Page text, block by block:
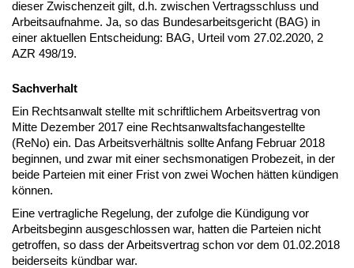
dieser Zwischenzeit gilt, d.h. zwischen Vertragsschluss und
Arbeitsaufnahme. Ja, so das Bundesarbeitsgericht (BAG) in
einer aktuellen Entscheidung: BAG, Urteil vom 27.02.2020, 2
AZR 498/19.
Sachverhalt
Ein Rechtsanwalt stellte mit schriftlichem Arbeitsvertrag von
Mitte Dezember 2017 eine Rechtsanwaltsfachangestellte
(ReNo) ein. Das Arbeitsverhältnis sollte Anfang Februar 2018
beginnen, und zwar mit einer sechsmonatigen Probezeit, in der
beide Parteien mit einer Frist von zwei Wochen hätten kündigen
können.
Eine vertragliche Regelung, der zufolge die Kündigung vor
Arbeitsbeginn ausgeschlossen war, hatten die Parteien nicht
getroffen, so dass der Arbeitsvertrag schon vor dem 01.02.2018
beiderseits kündbar war.